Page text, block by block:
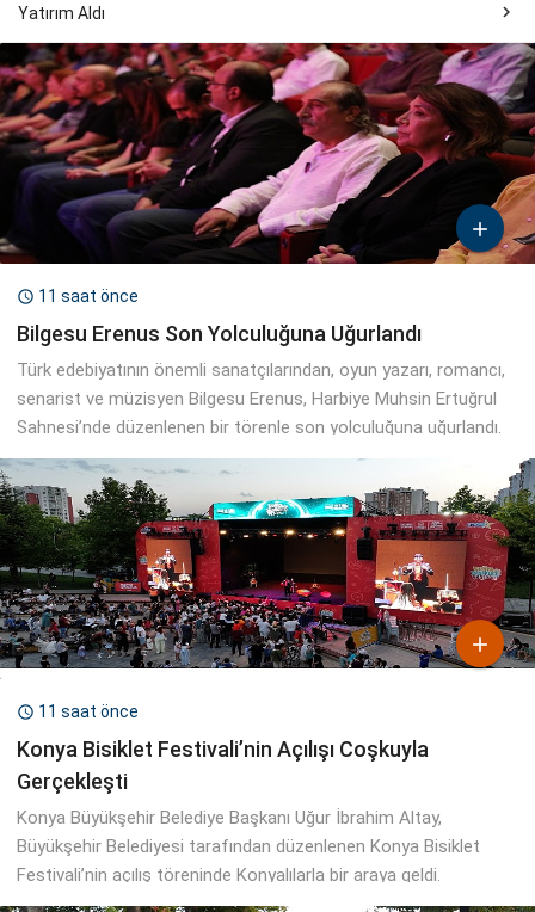
Yatırım Aldı


 11 saat önce
Bilgesu Erenus Son Yolculuğuna Uğurlandı
Türk edebiyatının önemli sanatçılarından, oyun yazarı, romancı,
senarist ve müzisyen Bilgesu Erenus, Harbiye Muhsin Ertuğrul
Sahnesi’nde düzenlenen bir törenle son yolculuğuna uğurlandı.

 11 saat önce
Konya Bisiklet Festivali’nin Açılışı Coşkuyla
Gerçekleşti
Konya Büyükşehir Belediye Başkanı Uğur İbrahim Altay,
Büyükşehir Belediyesi tarafından düzenlenen Konya Bisiklet
Festivali’nin açılış töreninde Konyalılarla bir araya geldi.